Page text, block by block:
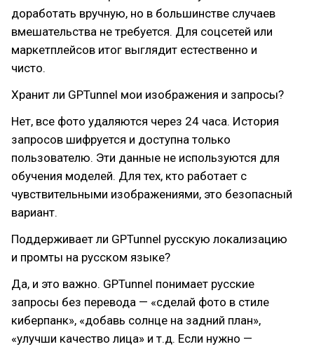
доработать вручную, но в большинстве случаев
вмешательства не требуется. Для соцсетей или
маркетплейсов итог выглядит естественно и
чисто.
Хранит ли GPTunnel мои изображения и запросы?
Нет, все фото удаляются через 24 часа. История
запросов шифруется и доступна только
пользователю. Эти данные не используются для
обучения моделей. Для тех, кто работает с
чувствительными изображениями, это безопасный
вариант.
Поддерживает ли GPTunnel русскую локализацию
и промты на русском языке?
Да, и это важно. GPTunnel понимает русские
запросы без перевода — «сделай фото в стиле
киберпанк», «добавь солнце на задний план»,
«улучши качество лица» и т.д. Если нужно —